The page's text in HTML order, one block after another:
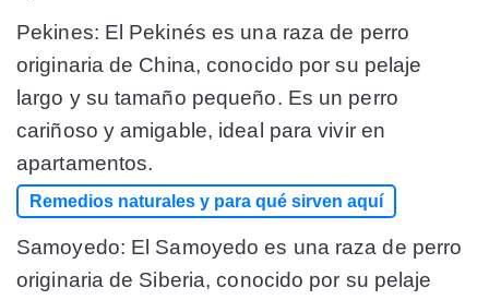
Pekines: El Pekinés es una raza de perro
originaria de China, conocido por su pelaje
largo y su tamaño pequeño. Es un perro
cariñoso y amigable, ideal para vivir en
apartamentos.
Remedios naturales y para qué sirven aquí
Samoyedo: El Samoyedo es una raza de perro
originaria de Siberia, conocido por su pelaje